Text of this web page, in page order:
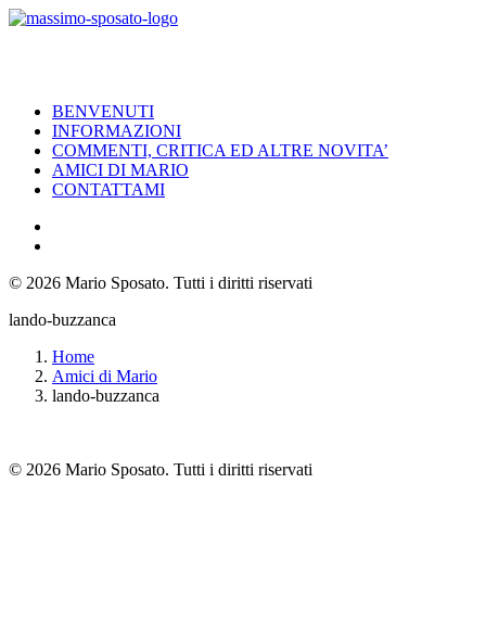
BENVENUTI
INFORMAZIONI
COMMENTI, CRITICA ED ALTRE NOVITA’
AMICI DI MARIO
CONTATTAMI
© 2026 Mario Sposato. Tutti i diritti riservati
lando-buzzanca
Home
Amici di Mario
lando-buzzanca
© 2026 Mario Sposato. Tutti i diritti riservati